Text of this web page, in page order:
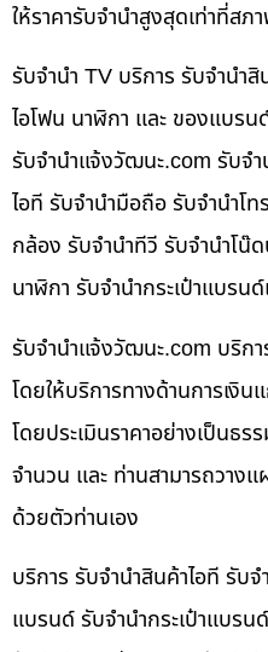
ให้ราคารับจำนำสูงสุดเท่าที่ส
รับจำนำ TV บริการ รับจำนำ
ไอโฟน นาฬิกา และ ของแบรน
รับจํานําแจ้งวัฒนะ.com รับจ
ไอที รับจำนำมือถือ รับจำนำโ
กล้อง รับจำนำทีวี รับจำนำโน๊
นาฬิกา รับจำนำกระเป๋าแบรน
รับจํานําแจ้งวัฒนะ.com บริก
โดยให้บริการทางด้านการเงิน
โดยประเมินราคาอย่างเป็นธร
จำนวน และ ท่านสามารถวาง
ด้วยตัวท่านเอง
บริการ รับจำนำสินค้าไอที รับจ
แบรนด์ รับจำนำกระเป๋าแบรน